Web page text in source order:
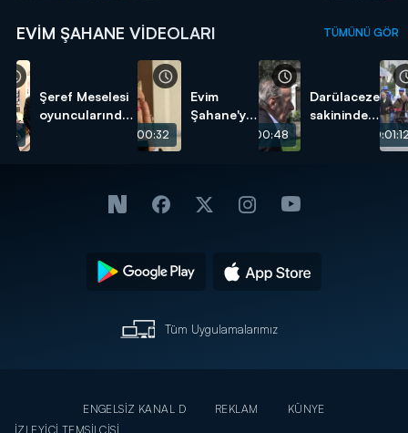
EVIM ŞAHANE VIDEOLARI TÜMÜNÜ GÖR
Şeref Meselesi
oyuncularından
00:00:32
Evim
Şahane'ye
00:00:48
Darülaceze
sakininden
Tüm Uygulamalarımız
ENGELSİZ KANAL D REKLAM
KÜNYE
İZLEYİCİ TEMSİLCİSİ